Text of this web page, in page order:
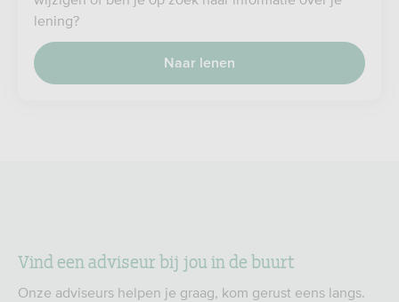
lening?
Naar lenen
Vind een adviseur bij jou in de buurt
Onze adviseurs helpen je graag, kom gerust eens langs.